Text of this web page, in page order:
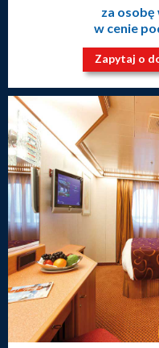
za
w cenie
Zapytaj o